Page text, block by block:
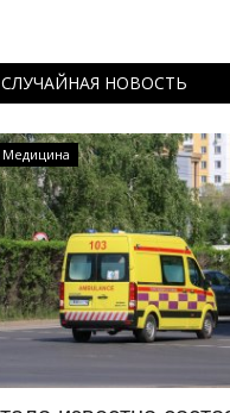
СЛУЧАЙНАЯ НОВОСТЬ
Медицина